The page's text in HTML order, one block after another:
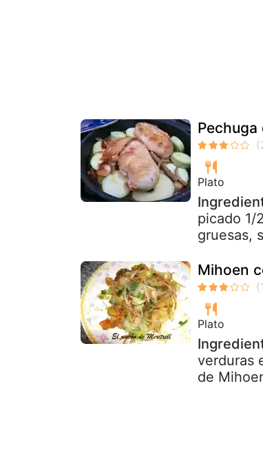
Plato
picado 1/
gruesas,
Mihoen
Plato
verduras
de